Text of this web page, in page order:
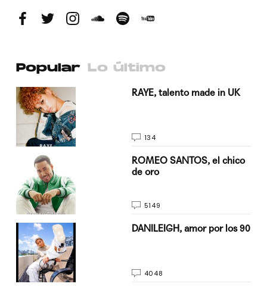
Popular Lo último
RAYE, talento made in UK
134
ROMEO SANTOS, el chico
de oro
5149
DANILEIGH, amor por los 90
4048